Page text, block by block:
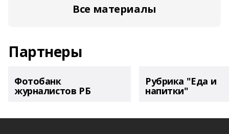
Все материалы
Партнеры
Фотобанк
журналистов РБ
Рубрика "Еда и
напитки"